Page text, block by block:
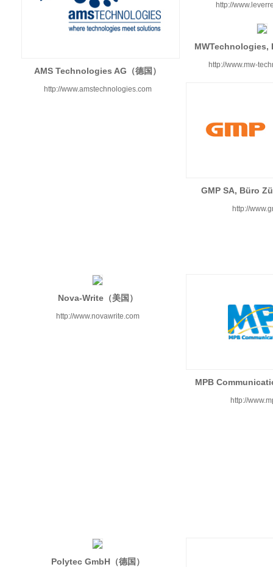
AMS Technologies AG（德国）
http://www.amstechnologies.com
http://
MWTechnologies,
http://www.mw-
GMP SA, Büro
http://
Nova-Write（美国）
http://www.novawrite.com
MPB
http://
Polytec GmbH（德国）